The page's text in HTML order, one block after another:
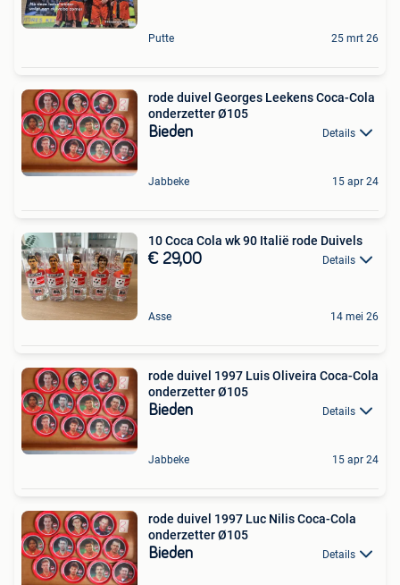
Putte 25 mrt 26
rode duivel Georges Leekens Coca-Cola
onderzetter Ø105
Bieden Details
Jabbeke 15 apr 24
10 Coca Cola wk 90 Italië rode Duivels
€ 29,00 Details
Asse 14 mei 26
rode duivel 1997 Luis Oliveira Coca-Cola
onderzetter Ø105
Bieden Details
Jabbeke 15 apr 24
rode duivel 1997 Luc Nilis Coca-Cola
onderzetter Ø105
Bieden Details